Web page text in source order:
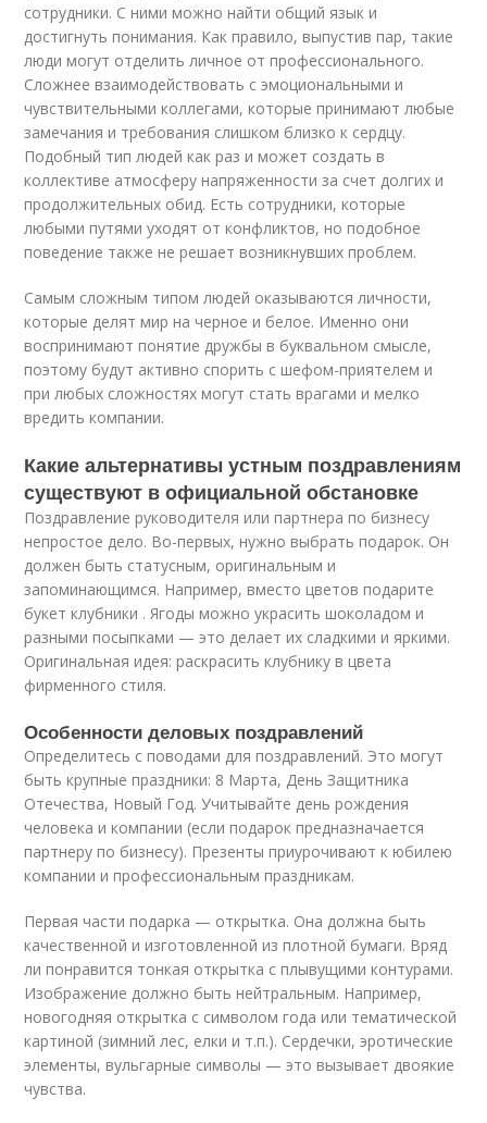
сотрудники. С ними можно найти общий язык и
достигнуть понимания. Как правило, выпустив пар, такие
люди могут отделить личное от профессионального.
Сложнее взаимодействовать с эмоциональными и
чувствительными коллегами, которые принимают любые
замечания и требования слишком близко к сердцу.
Подобный тип людей как раз и может создать в
коллективе атмосферу напряженности за счет долгих и
продолжительных обид. Есть сотрудники, которые
любыми путями уходят от конфликтов, но подобное
поведение также не решает возникнувших проблем.
Самым сложным типом людей оказываются личности,
которые делят мир на черное и белое. Именно они
воспринимают понятие дружбы в буквальном смысле,
поэтому будут активно спорить с шефом-приятелем и
при любых сложностях могут стать врагами и мелко
вредить компании.
Какие альтернативы устным поздравлениям
существуют в официальной обстановке
Поздравление руководителя или партнера по бизнесу
непростое дело. Во-первых, нужно выбрать подарок. Он
должен быть статусным, оригинальным и
запоминающимся. Например, вместо цветов подарите
букет клубники . Ягоды можно украсить шоколадом и
разными посыпками — это делает их сладкими и яркими.
Оригинальная идея: раскрасить клубнику в цвета
фирменного стиля.
Особенности деловых поздравлений
Определитесь с поводами для поздравлений. Это могут
быть крупные праздники: 8 Марта, День Защитника
Отечества, Новый Год. Учитывайте день рождения
человека и компании (если подарок предназначается
партнеру по бизнесу). Презенты приурочивают к юбилею
компании и профессиональным праздникам.
Первая части подарка — открытка. Она должна быть
качественной и изготовленной из плотной бумаги. Вряд
ли понравится тонкая открытка с плывущими контурами.
Изображение должно быть нейтральным. Например,
новогодняя открытка с символом года или тематической
картиной (зимний лес, елки и т.п.). Сердечки, эротические
элементы, вульгарные символы — это вызывает двоякие
чувства.